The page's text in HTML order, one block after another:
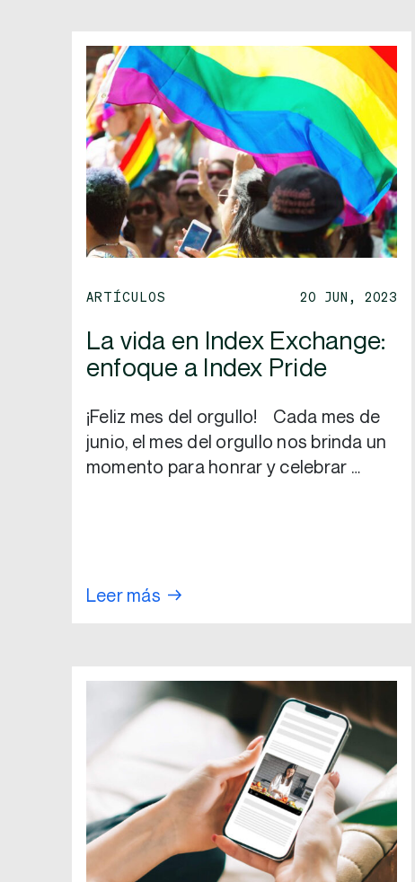
ARTÍCULOS 20 JUN, 2023
La vida en Index Exchange:
enfoque a Index Pride
¡Feliz mes del orgullo! Cada mes de
junio, el mes del orgullo nos brinda un
momento para honrar y celebrar …
Leer más